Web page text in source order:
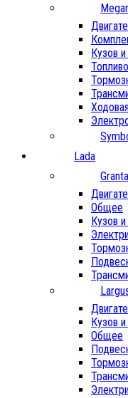
Кузов
Lada
Granta
Общее
Кузов
Кузов
Общее